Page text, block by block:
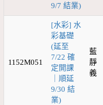
9/7 結業)
1152M051
[水彩] 水
彩基礎
(延至
7/22 確
定開課
｜順延
9/30 結
業)
藍
靜
義